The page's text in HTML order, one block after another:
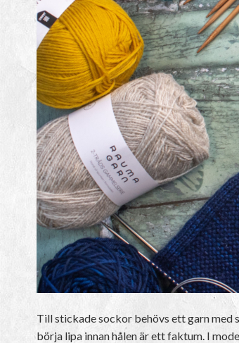
Till stickade sockor behövs ett garn med
börja lipa innan hålen är ett faktum. I